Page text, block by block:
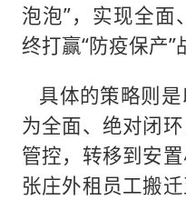
泡泡”，实现全
终打赢“防疫保产”
具体的策略则
为全面、绝对闭
管控，转移到安
张庄外租员工搬